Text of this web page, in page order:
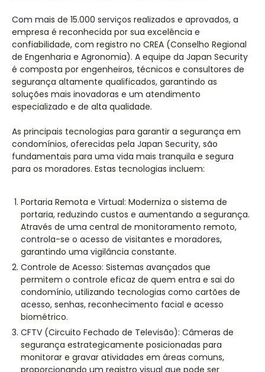
Com mais de 15.000 serviços realizados e aprovados, a
empresa é reconhecida por sua excelência e
confiabilidade, com registro no CREA (Conselho Regional
de Engenharia e Agronomia). A equipe da Japan Security
é composta por engenheiros, técnicos e consultores de
segurança altamente qualificados, garantindo as
soluções mais inovadoras e um atendimento
especializado e de alta qualidade.
As principais tecnologias para garantir a segurança em
condomínios, oferecidas pela Japan Security, são
fundamentais para uma vida mais tranquila e segura
para os moradores. Estas tecnologias incluem:
Portaria Remota e Virtual: Moderniza o sistema de
portaria, reduzindo custos e aumentando a segurança.
Através de uma central de monitoramento remoto,
controla-se o acesso de visitantes e moradores,
garantindo uma vigilância constante.
Controle de Acesso: Sistemas avançados que
permitem o controle eficaz de quem entra e sai do
condomínio, utilizando tecnologias como cartões de
acesso, senhas, reconhecimento facial e acesso
biométrico.
CFTV (Circuito Fechado de Televisão): Câmeras de
segurança estrategicamente posicionadas para
monitorar e gravar atividades em áreas comuns,